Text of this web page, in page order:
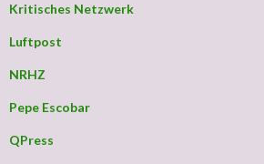
Kritisches Netzwerk
Luftpost
NRHZ
Pepe Escobar
QPress